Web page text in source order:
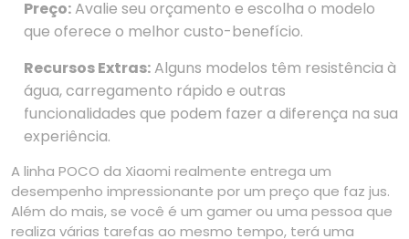
Preço:Avalie seu orçamento e escolha o modelo
que oferece o melhor custo-benefício.
Recursos Extras:Alguns modelos têm resistência à
água, carregamento rápido e outras
funcionalidades que podem fazer a diferença na sua
experiência.
A linha POCO da Xiaomi realmente entrega um
desempenho impressionante por um preço que faz jus.
Além do mais, se você é um gamer ou uma pessoa que
realiza várias tarefas ao mesmo tempo, terá uma